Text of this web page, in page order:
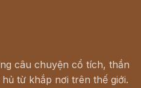
câu chuyện cổ tích, thần
từ khắp nơi trên thế giới.